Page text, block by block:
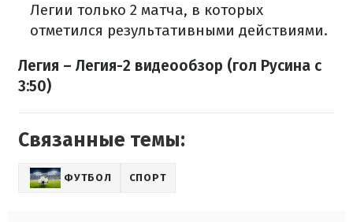
Легии только 2 матча, в которых
отметился результативными действиями.
Легия – Легия-2 видеообзор (гол Русина с
3:50)
Связанные темы:
ФУТБОЛ СПОРТ